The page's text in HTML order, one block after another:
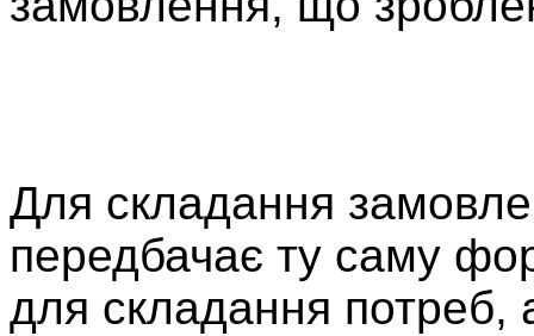
Для складання
передбачає ту саму
для складання потреб,